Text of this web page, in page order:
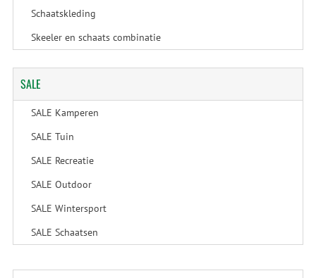
Schaatskleding
Skeeler en schaats combinatie
SALE
SALE Kamperen
SALE Tuin
SALE Recreatie
SALE Outdoor
SALE Wintersport
SALE Schaatsen